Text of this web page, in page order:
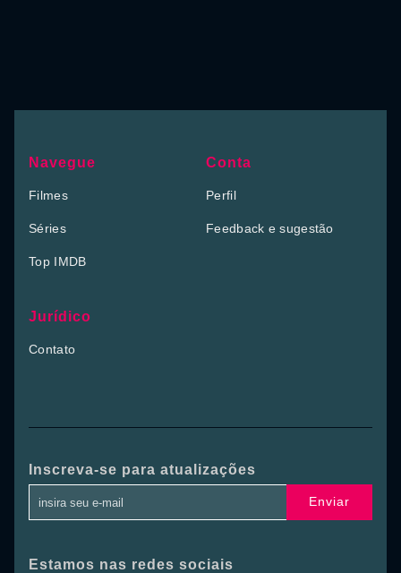
Navegue
Filmes
Séries
Top IMDB
Conta
Perfil
Feedback e sugestão
Jurídico
Contato
Inscreva-se para atualizações
Enviar
Estamos nas redes sociais